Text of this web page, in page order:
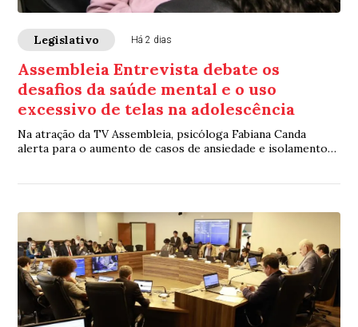
Legislativo Há 2 dias
Assembleia Entrevista debate os
desafios da saúde mental e o uso
excessivo de telas na adolescência
Na atração da TV Assembleia, psicóloga Fabiana Canda
alerta para o aumento de casos de ansiedade e isolamento